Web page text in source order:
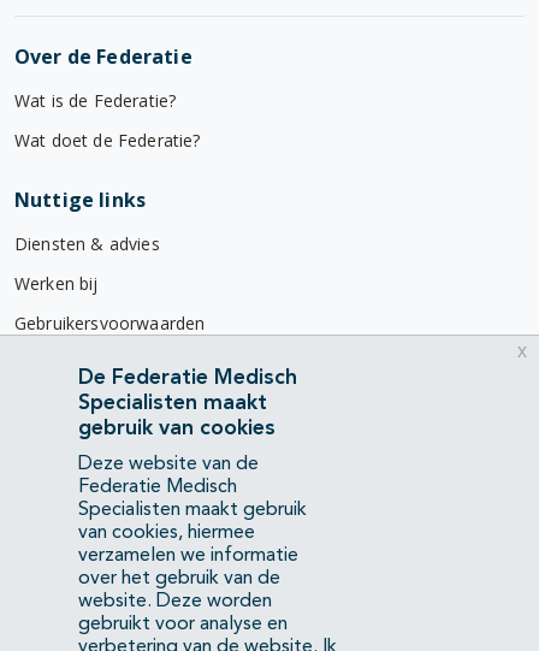
Over de Federatie
Wat is de Federatie?
Wat doet de Federatie?
Nuttige links
Diensten & advies
Werken bij
Gebruikersvoorwaarden
Privacyverklaring
Contact
Mercatorlaan 1200
3528 BL Utrecht
(088) 505 34 34
info@richtlijnendatabase.nl
YouTubeLinkedIn
De Federatie Medisch
Specialisten maakt
gebruik van cookies
Deze website van de
Federatie Medisch
Specialisten maakt gebruik
van cookies, hiermee
verzamelen we informatie
over het gebruik van de
website. Deze worden
gebruikt voor analyse en
x